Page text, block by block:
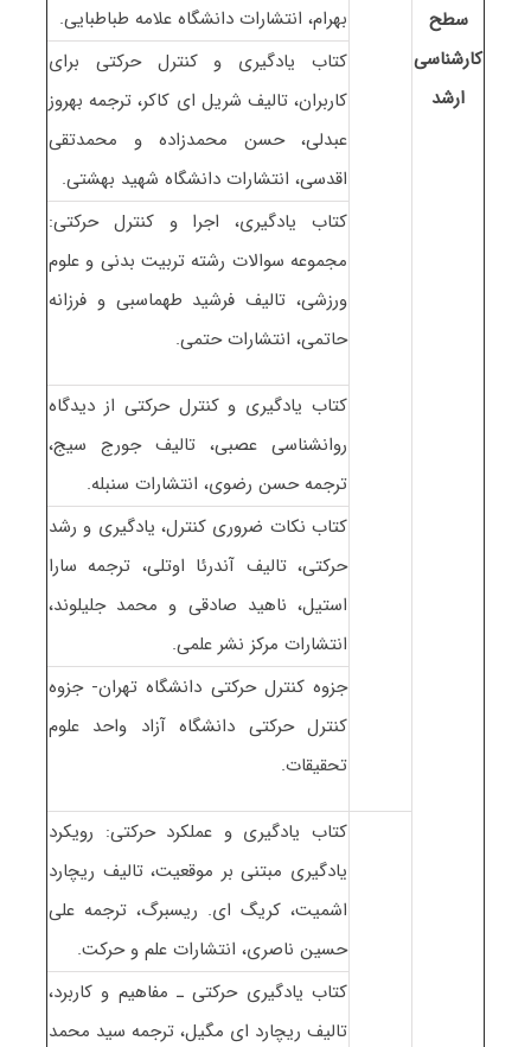
سطح
کارشناسی
ارشد
بهرام، انتشارات دانشگاه علامه طباطبایی.
کتاب یادگیری و کنترل حرکتی برای
کاربران، تالیف شریل ای کاکر، ترجمه بهروز
عبدلی، حسن محمدزاده و محمدتقی
اقدسی، انتشارات دانشگاه شهید بهشتی.
کتاب یادگیری، اجرا و کنترل حرکتی:
مجموعه سوالات رشته تربیت بدنی و علوم
ورزشی، تالیف فرشید طهماسبی و فرزانه
حاتمی، انتشارات حتمی.
کتاب یادگیری و کنترل حرکتی از دیدگاه
روانشناسی عصبی، تالیف جورج سیج،
ترجمه حسن رضوی، انتشارات سنبله.
کتاب نکات ضروری کنترل، یادگیری و رشد
حرکتی، تالیف آندرئا اوتلی، ترجمه سارا
استیل، ناهید صادقی و محمد جلیلوند،
انتشارات مرکز نشر علمی.
جزوه کنترل حرکتی دانشگاه تهران- جزوه
کنترل حرکتی دانشگاه آزاد واحد علوم
تحقیقات.
کتاب یادگیری و عملکرد حرکتی: رویکرد
یادگیری مبتنی بر موقعیت، تالیف ریچارد
اشمیت، کریگ ای. ریسبرگ، ترجمه علی
حسین ناصری، انتشارات علم و حرکت.
کتاب یادگیری حرکتی ـ مفاهیم و کاربرد،
تالیف ریچارد ای مگیل، ترجمه سید محمد